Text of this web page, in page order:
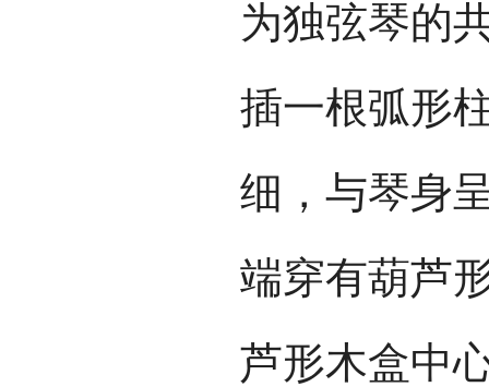
为独弦琴的
插一根弧形
细，与琴身
端穿有葫芦
芦形木盒中